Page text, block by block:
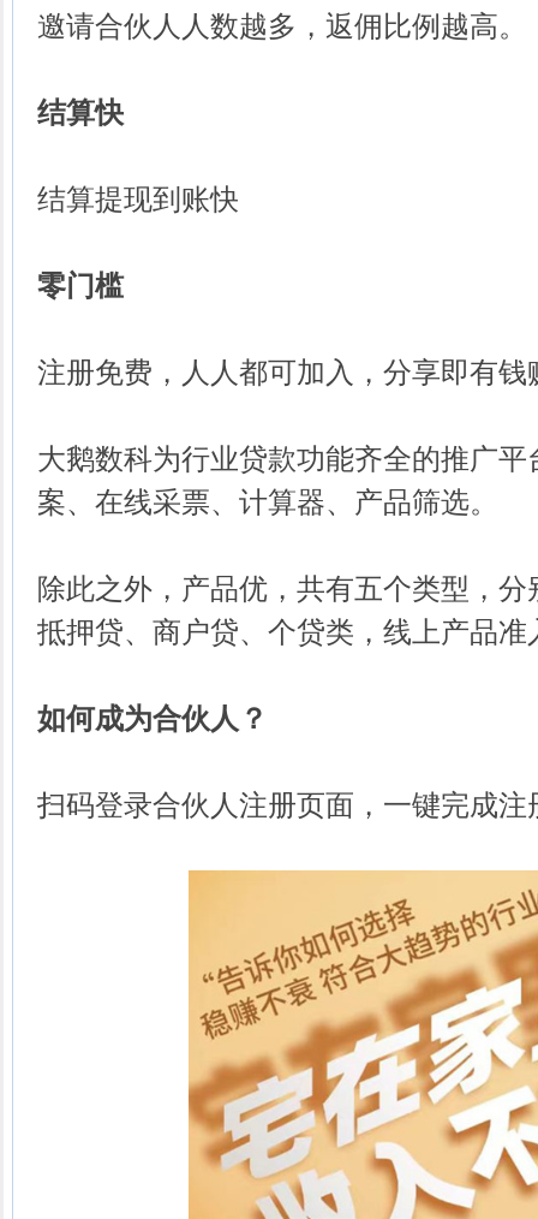
邀请合伙人人数越多，返佣比例越高。
结算快
结算提现到账快
零门槛
注册免费，人人都可加入，分享即有钱
大鹅数科为行业贷款功能齐全的推广
案、在线采票、计算器、产品筛选。
除此之外，产品优，共有五个类型，
抵押贷、商户贷、个贷类，线上产品
如何成为合伙人？
扫码登录合伙人注册页面，一键完成注